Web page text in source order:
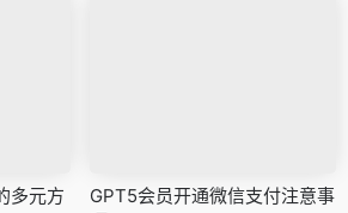
多元方
GPT5会员开通微信支付注意事